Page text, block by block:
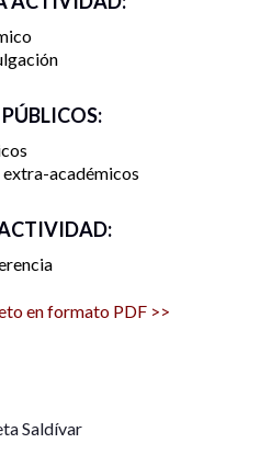
académicos
en formato PDF >>
Saldívar